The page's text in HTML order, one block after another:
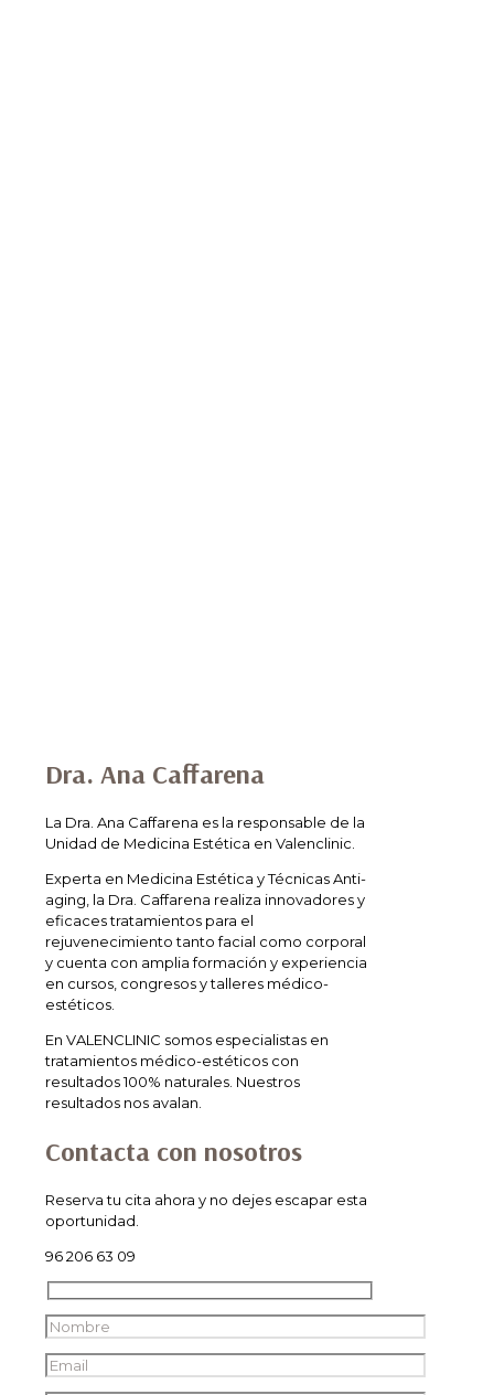
Dra. Ana Caffarena
La Dra. Ana Caffarena es la responsable de la
Unidad de Medicina Estética en Valenclinic.
Experta en Medicina Estética y Técnicas Anti-
aging, la Dra. Caffarena realiza innovadores y
eficaces tratamientos para el
rejuvenecimiento tanto facial como corporal
y cuenta con amplia formación y experiencia
en cursos, congresos y talleres médico-
estéticos.
En VALENCLINIC somos especialistas en
tratamientos médico-estéticos con
resultados 100% naturales. Nuestros
resultados nos avalan.
Contacta con nosotros
Reserva tu cita ahora y no dejes escapar esta
oportunidad.
96 206 63 09